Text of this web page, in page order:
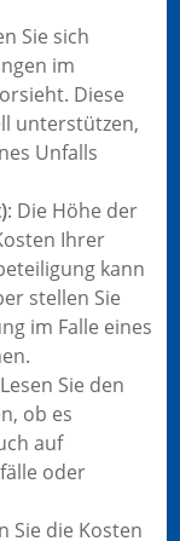
Sie sich
im
Diese
unterstützen,
Unfalls
: Die Höhe der
Ihrer
kann
stellen Sie
im Falle eines
Sie den
ob es
auf
oder
Sie die Kosten